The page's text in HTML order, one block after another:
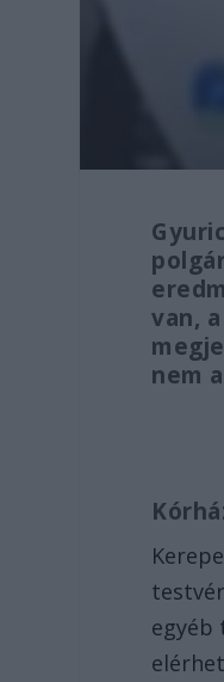
van,
nem
egyéb